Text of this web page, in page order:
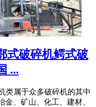
式破碎机鳄式破
...
类属于众多破碎机的其中
、矿山、化工、建材、